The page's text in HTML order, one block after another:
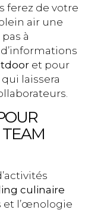
ferez de votre
air une
à
et pour
laissera
culinaire
et l’œnologie